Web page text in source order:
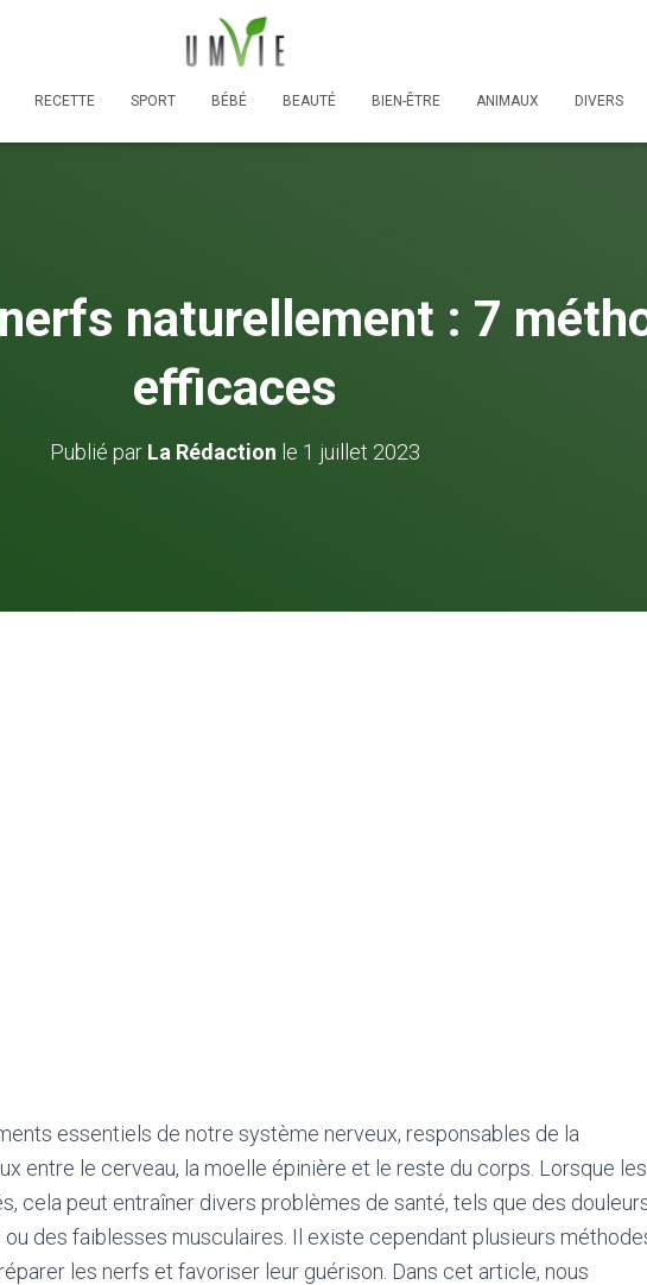
RECETTE SPORT BÉBÉ BEAUTÉ BIEN-ÊTRE ANIMAUX DIVERS
naturellement : 7
efficaces
Publié par La Rédaction le 1 juillet 2023
essentiels de notre système nerveux, responsables de la
entre le cerveau, la moelle épinière et le reste du corps. Lorsque les
cela peut entraîner divers problèmes de santé, tels que des
des faiblesses musculaires. Il existe cependant plusieurs
les nerfs et favoriser leur guérison. Dans cet article, nous